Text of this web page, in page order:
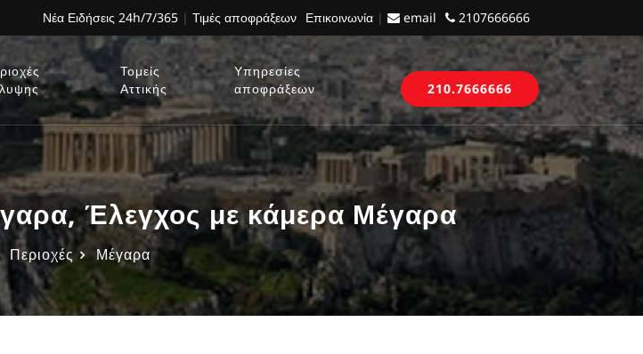
Νέα Ειδήσεις 24h/7/365 | Τιμές αποφράξεων Επικοινωνία | email 2107666666
Τομείς
Αττικής
Υπηρεσίες
αποφράξεων
210.7666666
Έλεγχος με κάμερα Μέγαρα
Περιοχές Μέγαρα